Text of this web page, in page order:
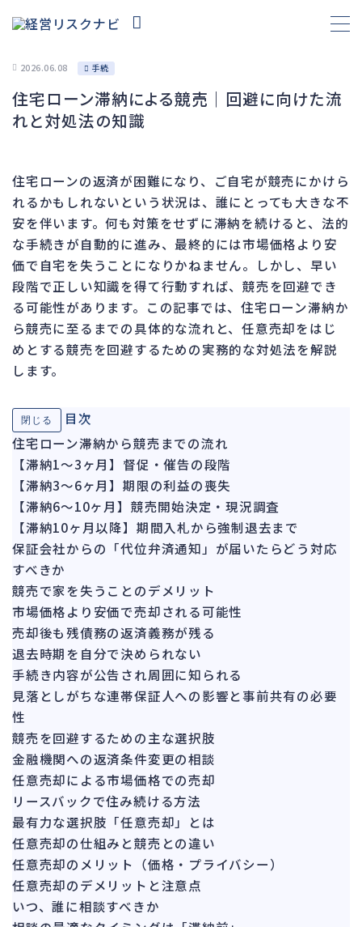
財務 695
資金繰り 193
資産売却 194
法務
差押・強制執行 231
法令違反・行政処分 318
訴訟・不正 279
損害賠償・知的財産 271
経営 157
再建準備
人事労務 572
人件費 21
労働問題
労災・ハラスメント 149
解雇・退職 129
事業運営
品質・リコール 48
情報漏洩・サイバー 269
事業再編 71
手続 701
債権者対応 19
換価・競売 55
2026.06.08 手続
住宅ローン滞納による競売｜回避に向けた流
れと対処法の知識
住宅ローンの返済が困難になり、ご自宅が競売にかけら
れるかもしれないという状況は、誰にとっても大きな不
安を伴います。何も対策をせずに滞納を続けると、法的
な手続きが自動的に進み、最終的には市場価格より安
価で自宅を失うことになりかねません。しかし、早い
段階で正しい知識を得て行動すれば、競売を回避でき
る可能性があります。この記事では、住宅ローン滞納か
ら競売に至るまでの具体的な流れと、任意売却をはじ
めとする競売を回避するための実務的な対処法を解説
します。
閉じる
目次
住宅ローン滞納から競売までの流れ
【滞納1～3ヶ月】督促・催告の段階
【滞納3～6ヶ月】期限の利益の喪失
【滞納6～10ヶ月】競売開始決定・現況調査
【滞納10ヶ月以降】期間入札から強制退去まで
保証会社からの「代位弁済通知」が届いたらどう対応
すべきか
競売で家を失うことのデメリット
市場価格より安価で売却される可能性
売却後も残債務の返済義務が残る
退去時期を自分で決められない
手続き内容が公告され周囲に知られる
見落としがちな連帯保証人への影響と事前共有の必要
性
競売を回避するための主な選択肢
金融機関への返済条件変更の相談
任意売却による市場価格での売却
リースバックで住み続ける方法
最有力な選択肢「任意売却」とは
任意売却の仕組みと競売との違い
任意売却のメリット（価格・プライバシー）
任意売却のデメリットと注意点
いつ、誰に相談すべきか